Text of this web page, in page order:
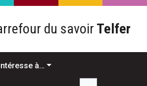
du savoir Telfer
à…